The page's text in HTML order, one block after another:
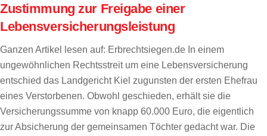
Zustimmung zur Freigabe einer
Lebensversicherungsleistung
Ganzen Artikel lesen auf: Erbrechtsiegen.de In einem
ungewöhnlichen Rechtsstreit um eine Lebensversicherung
entschied das Landgericht Kiel zugunsten der ersten Ehefrau
eines Verstorbenen. Obwohl geschieden, erhält sie die
Versicherungssumme von knapp 60.000 Euro, die eigentlich
zur Absicherung der gemeinsamen Töchter gedacht war. Die